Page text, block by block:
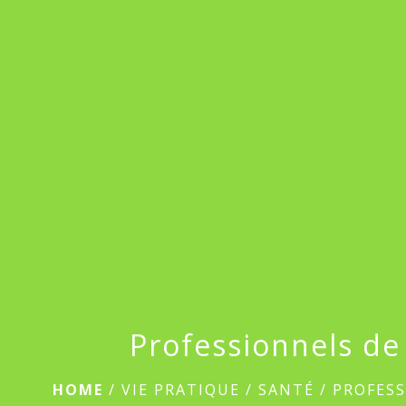
Professionnels
HOME /VIE PRATIQUE /SANTÉ /